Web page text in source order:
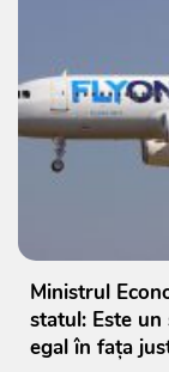
Ministrul
statul: Este
egal în fața